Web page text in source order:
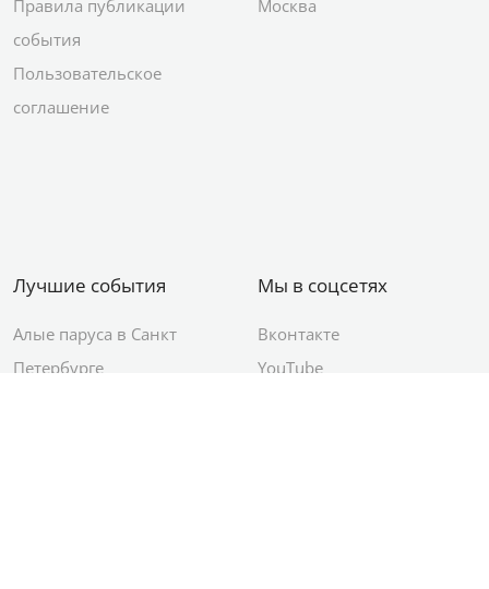
Правила публикации
события
Пользовательское
соглашение
Москва
Лучшие события
Алые паруса в Санкт
Петербурге
Мы в соцсетях
Вконтакте
YouTube